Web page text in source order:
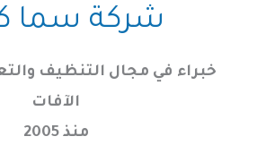
شركة سما
خبراء في مجال التنظيف
الآفات
منذ 2005